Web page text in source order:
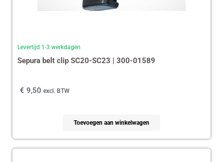
Levertijd 1-3 werkdagen
Sepura belt clip SC20-SC23 | 300-01589
€ 9,50 excl. BTW
Toevoegen aan winkelwagen